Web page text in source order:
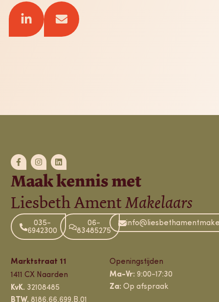
Maak kennis met
Liesbeth AmentMakelaars
035-
6942300
06-
83485275
Marktstraat 11
1411 CX Naarden
KvK. 32108485
BTW. 8186.66.699.B.01
Openingstijden
Ma-Vr: 9:00-17:30
Za: Op afspraak